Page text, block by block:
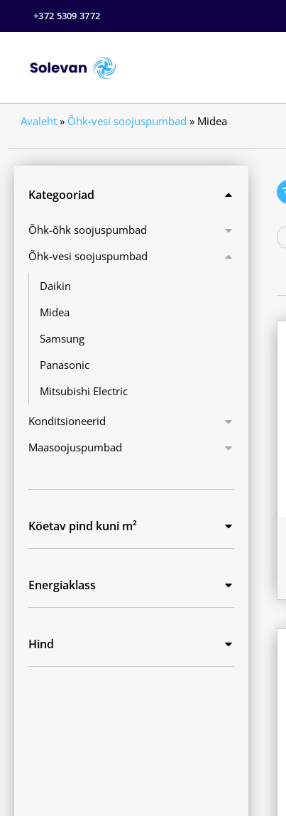
+372 5309 3772
Avaleht » Õhk-vesi soojuspumbad » Midea
Kategooriad
Õhk-õhk soojuspumbad
Õhk-vesi soojuspumbad
Daikin
Midea
Samsung
Panasonic
Mitsubishi Electric
Konditsioneerid
Maasoojuspumbad
Köetav pind kuni m²
Energiaklass
Hind